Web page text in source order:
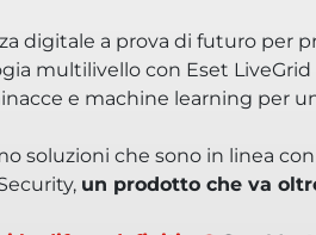
digitale a prova di futuro per
multilivello con Eset LiveGrid
e machine learning per
soluzioni che sono in linea
un prodotto che va